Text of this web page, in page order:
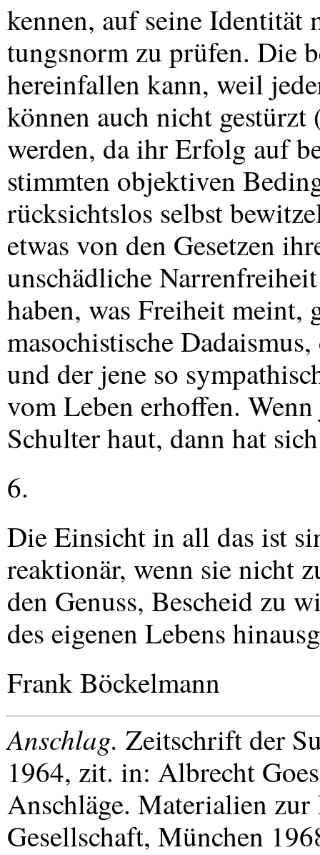
kennen, auf seine Identität
tungsnorm zu prüfen. Die
hereinfallen kann, weil
können auch nicht gestürzt
werden, da ihr Erfolg auf
stimmten objektiven
rücksichtslos selbst
etwas von den Gesetzen
unschädliche
haben, was Freiheit meint,
masochistische
und der jene so
vom Leben erhoffen.
Schulter haut, dann hat
6.
Die Einsicht in all das ist
reaktionär, wenn sie nicht
den Genuss, Bescheid zu
des eigenen Lebens
Frank Böckelmann
Anschlag. Zeitschrift der
1964, zit. in: Albrecht
Anschläge. Materialien
Gesellschaft, München